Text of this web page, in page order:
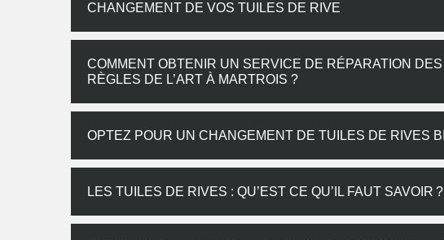
CHANGEMENT DE VOS TUILES DE RIVE
COMMENT OBTENIR UN SERVICE DE RÉPARATION
RÈGLES DE L’ART À MARTROIS ?
OPTEZ POUR UN CHANGEMENT DE TUILES DE RIVES
LES TUILES DE RIVES : QU’EST CE QU’IL FAUT SAVOIR ?